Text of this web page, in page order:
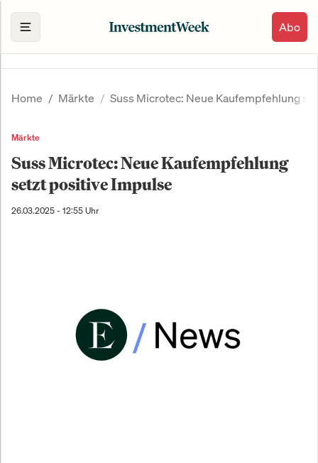
Abo
Home Märkte Suss Microtec: Neue Kaufempfehlung
Märkte
Suss Microtec: Neue Kaufempfehlung
setzt positive Impulse
26.03.2025 - 12:55 Uhr